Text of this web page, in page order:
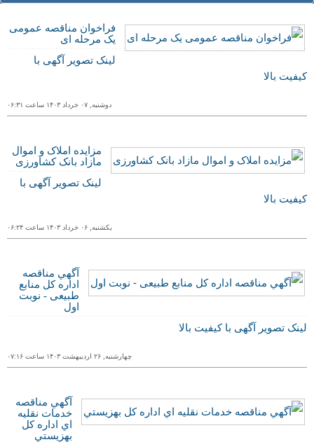
مذاکرات اشراف دارد
فراخوان مناقصه عمومی
یک مرحله ای
لینک تصویر آگهی با
کیفیت بالا
دوشنبه, ۰٧ خرداد ١۴۰٣ ساعت ۰۶:٣١
مزایده املاک و اموال
مازاد بانک کشاورزی
لینک تصویر آگهی با
کیفیت بالا
یکشنبه, ۰۶ خرداد ١۴۰٣ ساعت ۰۶:٢۴
آگهي مناقصه
اداره کل منابع
طبیعی - نوبت
اول
لینک تصویر آگهی با کیفیت بالا
چهارشنبه, ٢۶ ارديبهشت ١۴۰٣ ساعت ۰٧:١۶
آگهي مناقصه
خدمات نقليه
اي اداره كل
بهزيستي